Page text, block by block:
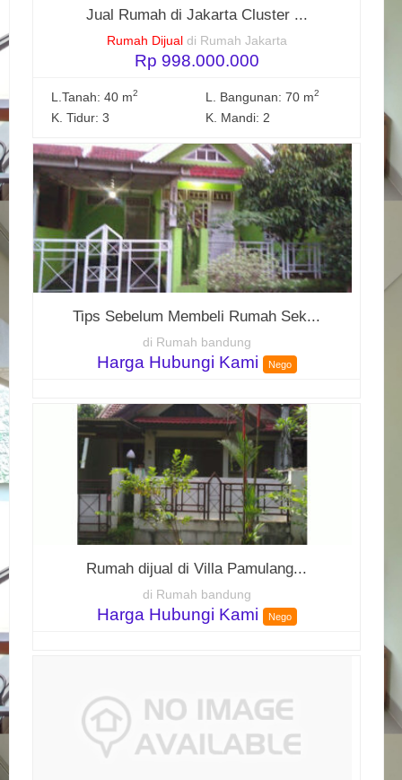
Jual Rumah di Jakarta Cluster ...
Rumah Dijual di Rumah Jakarta
Rp 998.000.000
L.Tanah: 40 m2 L. Bangunan: 70 m2
K. Tidur: 3 K. Mandi: 2
Tips Sebelum Membeli Rumah Sek...
di Rumah bandung
Harga Hubungi Kami Nego
Rumah dijual di Villa Pamulang...
di Rumah bandung
Harga Hubungi Kami Nego